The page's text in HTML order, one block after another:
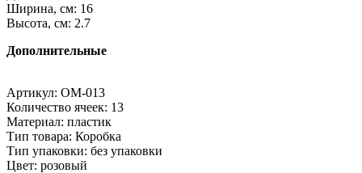
Ширина, см: 16
Высота, см: 2.7
Дополнительные
Артикул: OM-013
Количество ячеек: 13
Материал: пластик
Тип товара: Коробка
Тип упаковки: без упаковки
Цвет: розовый